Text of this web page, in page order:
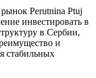
Perutnina Ptuj
инвестировать в
в Сербии,
и
стабильных